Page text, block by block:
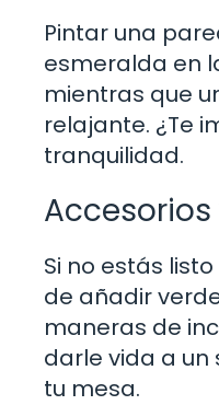
Pintar una
esmeralda en
mientras que
relajante. ¿Te
tranquilidad.
Si no estás
de añadir
maneras de
darle vida a un
tu mesa.